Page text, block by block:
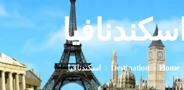
Home
Destination اسكندنافيا